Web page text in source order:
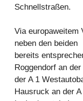
Schnellstraßen.
Via europaweitem
neben den beiden
bereits
Roggendorf an der
der A 1
Hausruck an der A